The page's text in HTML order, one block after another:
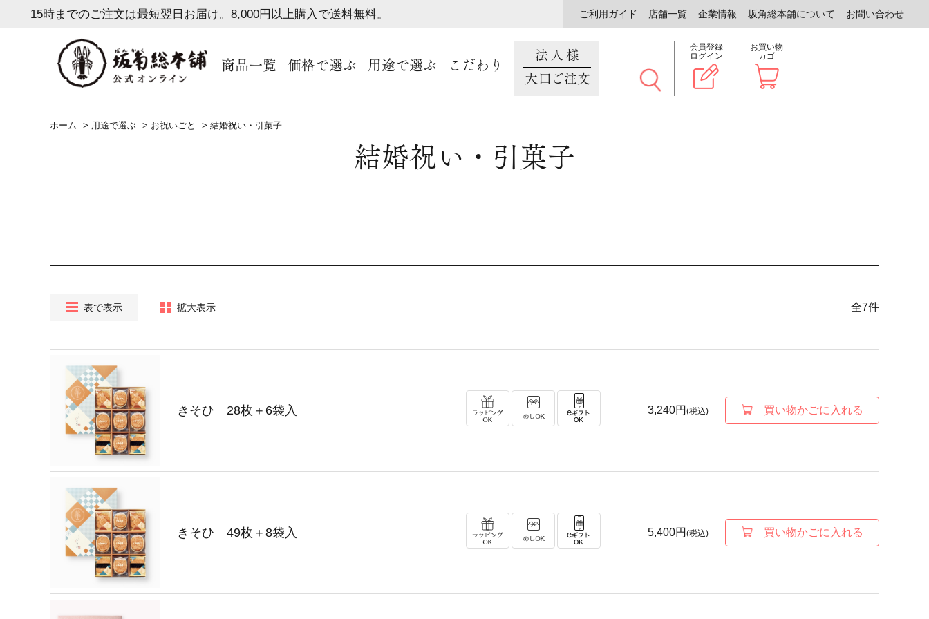
15時までのご注文は最短翌日お届け。8,000円以上購入で送料無料。 ご利用ガイド 店舗一覧 企業情報 坂角総本舖について お問い合わせ
商品一覧 価格で選ぶ 用途で選ぶ こだわり
法人様
大口ご注文
会員登録
ログイン
お買い物
カゴ
ホーム > 用途で選ぶ > お祝いごと > 結婚祝い・引菓子
結婚祝い・引菓子
拡大表示
表で表示 全7件
きそひ 28枚＋6袋入 3,240円 (税込) 買い物かごに入れる
きそひ 49枚＋8袋入 5,400円 (税込) 買い物かごに入れる